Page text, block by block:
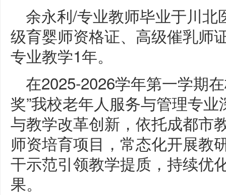
余永利/专业教师毕业于川
级育婴师资格证、高级催乳师
专业教学1年。
在2025-2026学年第一学期
奖”我校老年人服务与管理专
与教学改革创新，依托成都市
师资培育项目，常态化开展教
干示范引领教学提质，持续优
果。